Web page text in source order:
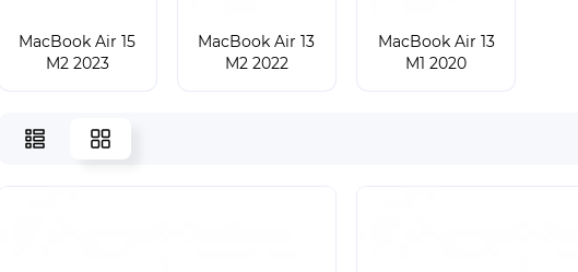
MacBook Air 15
M2 2023
MacBook Air 13
M2 2022
MacBook Air 13
M1 2020